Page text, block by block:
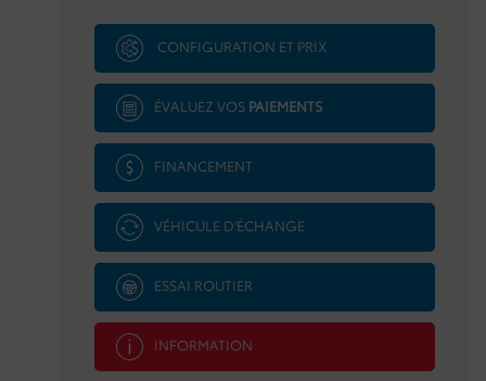
CONFIGURATION ET PRIX
ÉVALUEZ VOS PAIEMENTS
FINANCEMENT
VÉHICULE D'ÉCHANGE
ESSAI ROUTIER
INFORMATION